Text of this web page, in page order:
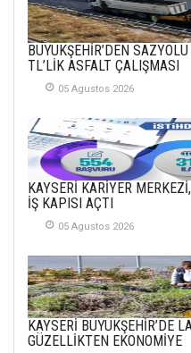
01 Mayis 2026
BÜYÜKŞEHİR’DEN
TL’LİK ASFALT ÇALIŞMASI
05 Agustos 2026
KAYSERİ KARİYER
İŞ KAPISI AÇTI
05 Agustos 2026
KAYSERİ BÜYÜKŞEHİR’DE
GÜZELLİKTEN EKONOMİYE